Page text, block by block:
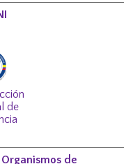
de
de